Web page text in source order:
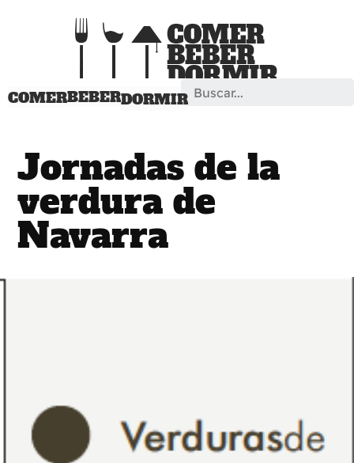
COMERBEBERDORMIR
Search
Jornadas de la
verdura de
Navarra